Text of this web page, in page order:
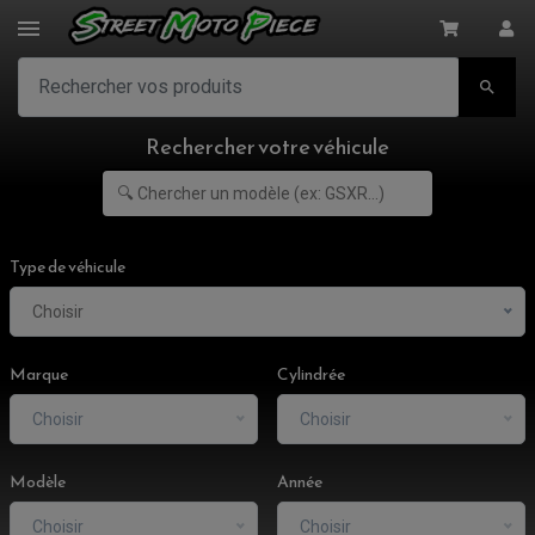

Rechercher votre véhicule
Type de véhicule
Choisir
Marque
Choisir
Cylindrée
Choisir
Modèle
Choisir
Année
Choisir